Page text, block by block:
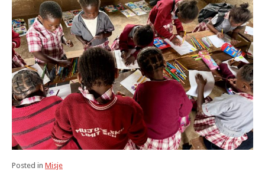
Posted in Misje